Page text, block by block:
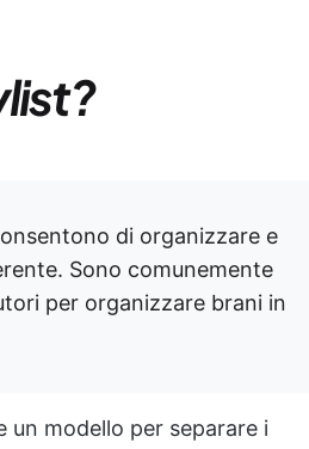
di organizzare e
Sono comunemente
per organizzare brani in
modello per separare i